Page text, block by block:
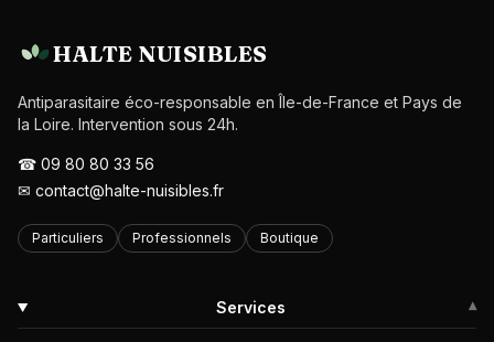
HALTE NUISIBLES
Antiparasitaire éco-responsable en Île-de-France et Pays de
la Loire. Intervention sous 24h.
☎ 09 80 80 33 56
✉ contact@halte-nuisibles.fr
Particuliers Professionnels Boutique
Services ▾